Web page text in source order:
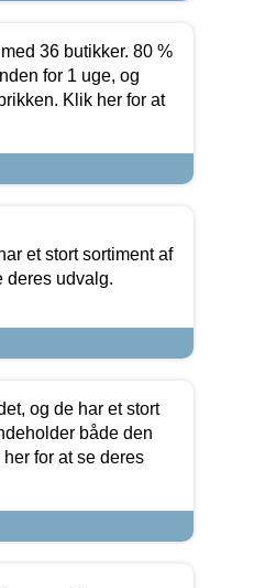
36 butikker. 80 %
for 1 uge, og
Klik her for at
et stort sortiment af
deres udvalg.
og de har et stort
både den
for at se deres